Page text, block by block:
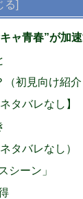
ャ青春”が加速
初見向け紹介
タバレなし】
タバレなし）
シーン」